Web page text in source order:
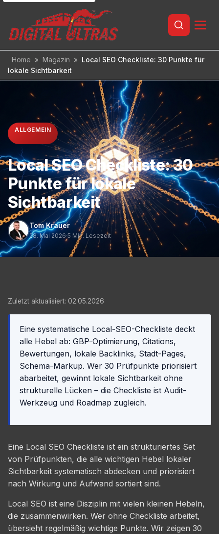
Inhalt
Home » Magazin » Local SEO Checkliste: 30 Punkte für
lokale Sichtbarkeit
ALLGEMEIN
Local SEO Checkliste: 30
Punkte für lokale
Sichtbarkeit
Tom Krauer
28. Mai 2026·5 Min. Lesezeit
Zuletzt aktualisiert: 02.05.2026
Eine systematische Local-SEO-Checkliste deckt
alle Hebel ab: GBP-Optimierung, Citations,
Bewertungen, lokale Backlinks, Stadt-Pages,
Schema-Markup. Wer 30 Prüfpunkte priorisiert
abarbeitet, gewinnt lokale Sichtbarkeit ohne
strukturelle Lücken – die Checkliste ist Audit-
Werkzeug und Roadmap zugleich.
Eine Local SEO Checkliste ist ein strukturiertes Set
von Prüfpunkten, die alle wichtigen Hebel lokaler
Sichtbarkeit systematisch abdecken und priorisiert
nach Wirkung und Aufwand sortiert sind.
Local SEO ist eine Disziplin mit vielen kleinen Hebeln,
die zusammenwirken. Wer ohne Checkliste arbeitet,
übersieht regelmäßig wichtige Punkte. Wir zeigen 30